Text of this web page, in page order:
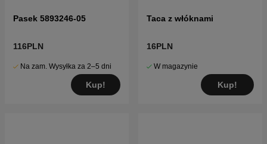
Pasek 5893246-05
116PLN
Na zam. Wysyłka za 2–5 dni
Kup!
Taca z włóknami
16PLN
W magazynie
Kup!